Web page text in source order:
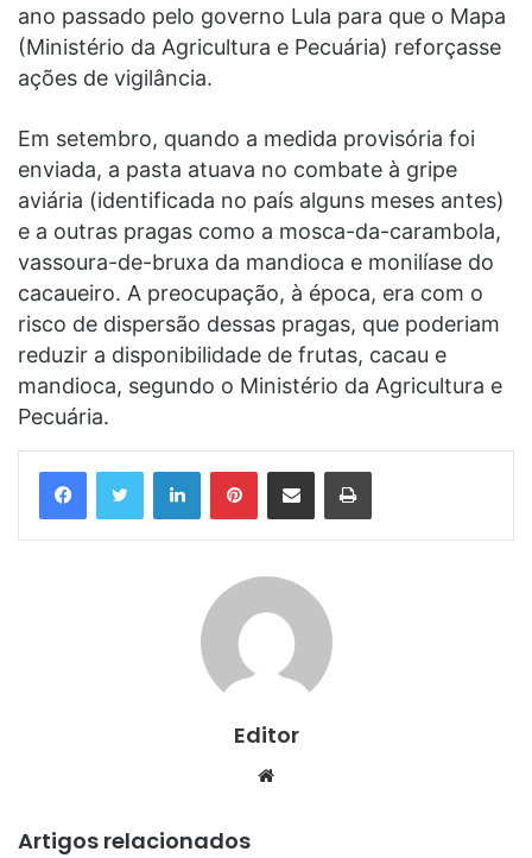
ano passado pelo governo Lula para que o Mapa
(Ministério da Agricultura e Pecuária) reforçasse
ações de vigilância.
Em setembro, quando a medida provisória foi
enviada, a pasta atuava no combate à gripe
aviária (identificada no país alguns meses antes)
e a outras pragas como a mosca-da-carambola,
vassoura-de-bruxa da mandioca e monilíase do
cacaueiro. A preocupação, à época, era com o
risco de dispersão dessas pragas, que poderiam
reduzir a disponibilidade de frutas, cacau e
mandioca, segundo o Ministério da Agricultura e
Pecuária.
LinkedinPinterestCompartilhar via e-mail Imprimir
Editor
Website
Artigos relacionados